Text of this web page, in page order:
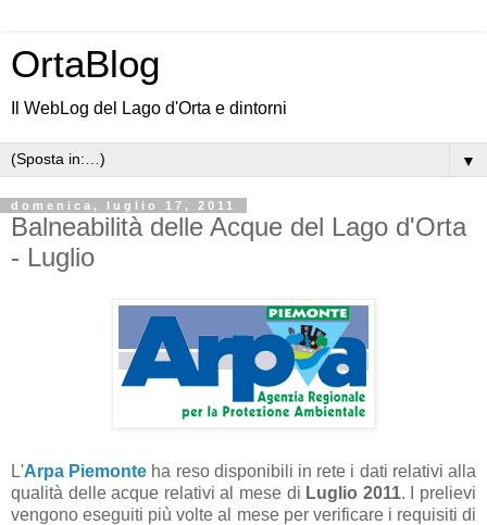
OrtaBlog
Il WebLog del Lago d'Orta e dintorni
▼
domenica, luglio 17, 2011
Balneabilità delle Acque del Lago d'Orta
- Luglio
L'Arpa Piemonte ha reso disponibili in rete i dati relativi alla
qualità delle acque relativi al mese di Luglio 2011. I prelievi
vengono eseguiti più volte al mese per verificare i requisiti di